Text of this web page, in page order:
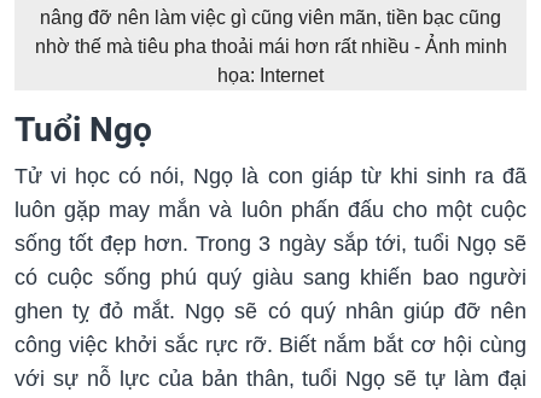
nâng đỡ nên làm việc gì cũng viên mãn, tiền bạc cũng
nhờ thế mà tiêu pha thoải mái hơn rất nhiều - Ảnh minh
họa: Internet
Tuổi Ngọ
Tử vi học có nói, Ngọ là con giáp từ khi sinh ra đã
luôn gặp may mắn và luôn phấn đấu cho một cuộc
sống tốt đẹp hơn. Trong 3 ngày sắp tới, tuổi Ngọ sẽ
có cuộc sống phú quý giàu sang khiến bao người
ghen tỵ đỏ mắt. Ngọ sẽ có quý nhân giúp đỡ nên
công việc khởi sắc rực rỡ. Biết nắm bắt cơ hội cùng
với sự nỗ lực của bản thân, tuổi Ngọ sẽ tự làm đại